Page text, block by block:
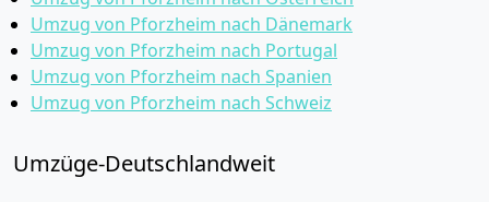
Umzug von Pforzheim nach Dänemark
Umzug von Pforzheim nach Portugal
Umzug von Pforzheim nach Spanien
Umzug von Pforzheim nach Schweiz
Umzüge-Deutschlandweit